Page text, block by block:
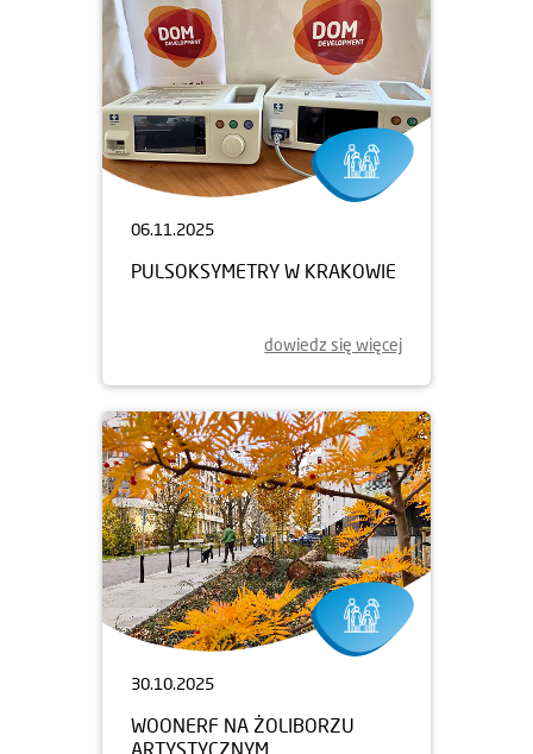
06.11.2025
PULSOKSYMETRY W KRAKOWIE
dowiedz się więcej
30.10.2025
WOONERF NA ŻOLIBORZU
ARTYSTYCZNYM